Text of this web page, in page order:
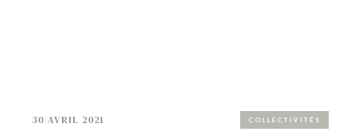
30 AVRIL 2021 COLLECTIVITÉS